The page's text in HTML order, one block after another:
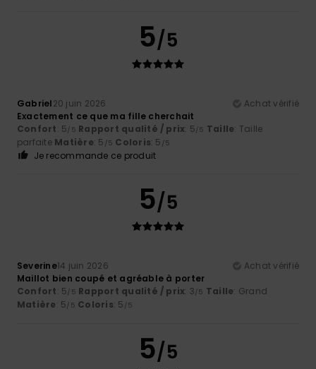
5/5
Gabriel20 juin 2026
Achat vérifié
Exactement ce que ma fille cherchait
Confort: 5/5 Rapport qualité / prix: 5/5 Taille: Taille
parfaite Matière: 5 /5 Coloris: 5 /5
Je recommande ce produit
5/5
Severine14 juin 2026
Achat vérifié
Maillot bien coupé et agréable à porter
Confort: 5/5 Rapport qualité / prix: 3/5 Taille: Grand
Matière: 5/5 Coloris: 5 /5
5/5